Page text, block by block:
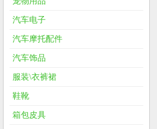
汽车电子
汽车摩托配件
汽车饰品
服装\衣裤裙
鞋靴
箱包皮具